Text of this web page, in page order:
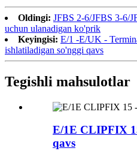
Oldingi: JFBS 2-6/JFBS 3-6/
uchun ulanadigan ko'prik
Keyingisi: E/1 -E/UK -
ishlatiladigan so'nggi qavs
Tegishli mahsulotlar
E/1E CLIPFIX
qavs